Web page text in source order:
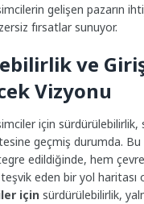
gelişen pazarın
fırsatlar sunuyor.
ve
Vizyonu
için sürdürülebilirlik,
geçmiş durumda. Bu
edildiğinde, hem
teşvik eden bir yol haritası
için sürdürülebilirlik,